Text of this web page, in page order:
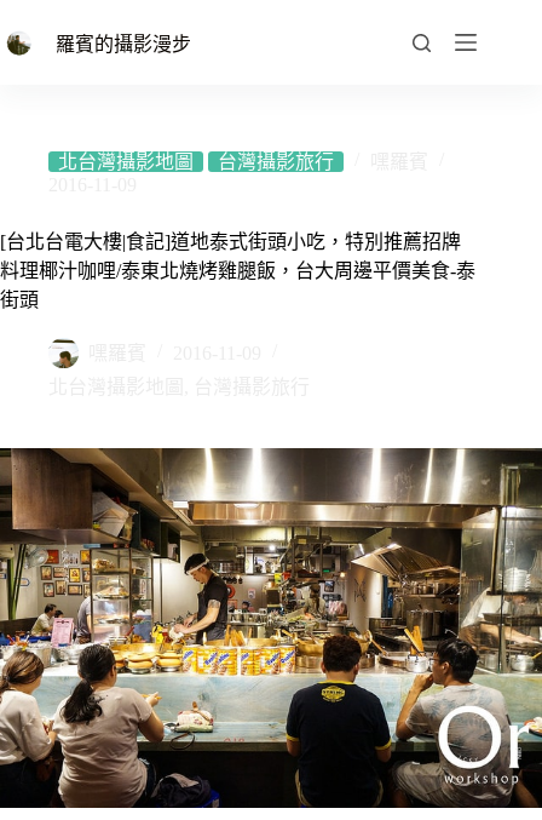
至
羅賓的攝影漫步
北台灣攝影地圖 台灣攝影旅行
[台北台電大樓|食記]道地泰式街頭小吃，特別推薦招牌
料理椰汁咖哩/泰東北燒烤雞腿飯，台大周邊平價美食-泰
街頭